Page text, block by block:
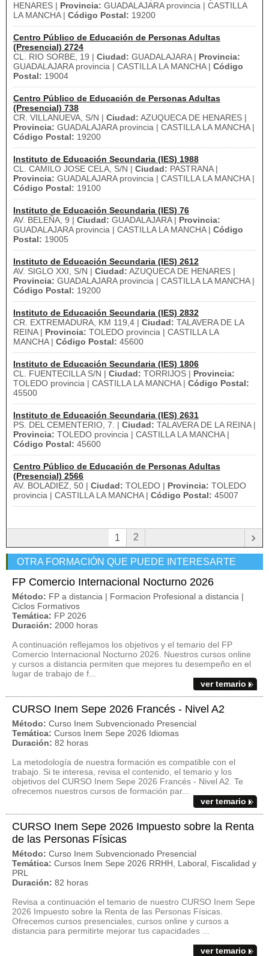
HENARES | Provincia: GUADALAJARA provincia | CASTILLA
LA MANCHA | Código Postal: 19200
Centro Público de Educación de Personas Adultas
(Presencial) 2724
CL. RIO SORBE, 19 | Ciudad: GUADALAJARA | Provincia:
GUADALAJARA provincia | CASTILLA LA MANCHA | Código
Postal: 19004
Centro Público de Educación de Personas Adultas
(Presencial) 738
CR. VILLANUEVA, S/N | Ciudad: AZUQUECA DE HENARES |
Provincia: GUADALAJARA provincia | CASTILLA LA MANCHA |
Código Postal: 19200
Instituto de Educación Secundaria (IES) 1988
CL. CAMILO JOSE CELA, S/N | Ciudad: PASTRANA |
Provincia: GUADALAJARA provincia | CASTILLA LA MANCHA |
Código Postal: 19100
Instituto de Educación Secundaria (IES) 76
AV. BELEÑA, 9 | Ciudad: GUADALAJARA | Provincia:
GUADALAJARA provincia | CASTILLA LA MANCHA | Código
Postal: 19005
Instituto de Educación Secundaria (IES) 2612
AV. SIGLO XXI, S/N | Ciudad: AZUQUECA DE HENARES |
Provincia: GUADALAJARA provincia | CASTILLA LA MANCHA |
Código Postal: 19200
Instituto de Educación Secundaria (IES) 2832
CR. EXTREMADURA, KM 119,4 | Ciudad: TALAVERA DE LA
REINA | Provincia: TOLEDO provincia | CASTILLA LA
MANCHA | Código Postal: 45600
Instituto de Educación Secundaria (IES) 1806
CL. FUENTECILLA S/N | Ciudad: TORRIJOS | Provincia:
TOLEDO provincia | CASTILLA LA MANCHA | Código Postal:
45500
Instituto de Educación Secundaria (IES) 2631
PS. DEL CEMENTERIO, 7. | Ciudad: TALAVERA DE LA REINA |
Provincia: TOLEDO provincia | CASTILLA LA MANCHA |
Código Postal: 45600
Centro Público de Educación de Personas Adultas
(Presencial) 2566
AV. BOLADIEZ, 50 | Ciudad: TOLEDO | Provincia: TOLEDO
provincia | CASTILLA LA MANCHA | Código Postal: 45007
1 2 ›
OTRA FORMACIÓN QUE PUEDE INTERESARTE
FP Comercio Internacional Nocturno 2026
Método: FP a distancia | Formacion Profesional a distancia |
Ciclos Formativos
Temática: FP 2026
Duración: 2000 horas
A continuación reflejamos los objetivos y el temario del FP
Comercio Internacional Nocturno 2026. Nuestros cursos online
y cursos a distancia permiten que mejores tu desempeño en el
lugar de trabajo de f...
ver temario
CURSO Inem Sepe 2026 Francés - Nivel A2
Método: Curso Inem Subvencionado Presencial
Temática: Cursos Inem Sepe 2026 Idiomas
Duración: 82 horas
La metodología de nuestra formación es compatible con el
trabajo. Si te interesa, revisa el contenido, el temario y los
objetivos del CURSO Inem Sepe 2026 Francés - Nivel A2. Te
ofrecemos nuestros cursos de formación par...
ver temario
CURSO Inem Sepe 2026 Impuesto sobre la Renta
de las Personas Físicas
Método: Curso Inem Subvencionado Presencial
Temática: Cursos Inem Sepe 2026 RRHH, Laboral, Fiscalidad y
PRL
Duración: 82 horas
Revisa a continuación el temario de nuestro CURSO Inem Sepe
2026 Impuesto sobre la Renta de las Personas Físicas.
Ofrecemos cursos presenciales, cursos online y cursos a
distancia para permitirte mejorar tus capacidades ...
ver temario